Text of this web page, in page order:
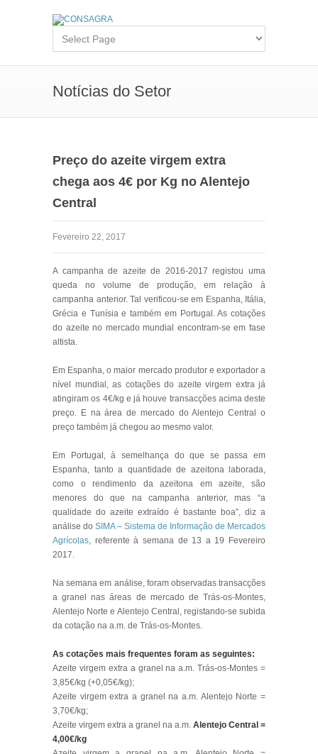
Notícias do Setor
Preço do azeite virgem extra
chega aos 4€ por Kg no Alentejo
Central
Fevereiro 22, 2017
A campanha de azeite de 2016-2017 registou uma
queda no volume de produção, em relação à
campanha anterior. Tal verificou-se em Espanha, Itália,
Grécia e Tunísia e também em Portugal. As cotações
do azeite no mercado mundial encontram-se em fase
altista.
Em Espanha, o maior mercado produtor e exportador a
nível mundial, as cotações do azeite virgem extra já
atingiram os 4€/kg e já houve transacções acima deste
preço. E na área de mercado do Alentejo Central o
preço também já chegou ao mesmo valor.
Em Portugal, à semelhança do que se passa em
Espanha, tanto a quantidade de azeitona laborada,
como o rendimento da azeitona em azeite, são
menores do que na campanha anterior, mas “a
qualidade do azeite extraído é bastante boa”, diz a
análise do SIMA – Sistema de Informação de Mercados
Agrícolas, referente à semana de 13 a 19 Fevereiro
2017.
Na semana em análise, foram observadas transacções
a granel nas áreas de mercado de Trás-os-Montes,
Alentejo Norte e Alentejo Central, registando-se subida
da cotação na a.m. de Trás-os-Montes.
As cotações mais frequentes foram as seguintes:
Azeite virgem extra a granel na a.m. Trás-os-Montes =
3,85€/kg (+0,05€/kg);
Azeite virgem extra a granel na a.m. Alentejo Norte =
3,70€/kg;
Azeite virgem extra a granel na a.m. Alentejo Central =
4,00€/kg